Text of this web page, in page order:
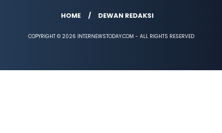
HOME DEWAN REDAKSI
COPYRIGHT © 2026 INTERNEWSTODAY.COM - ALL RIGHTS RESERVED